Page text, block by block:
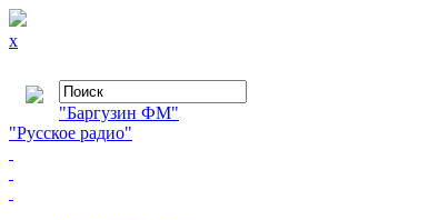
x
"Баргузин ФМ"
"Русское радио"